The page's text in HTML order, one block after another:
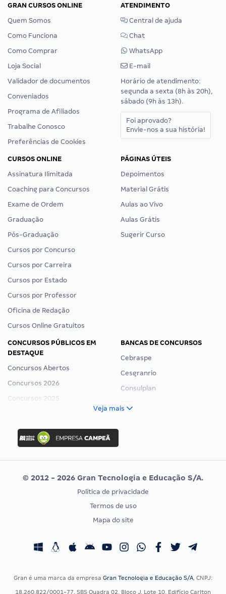
GRAN CURSOS ONLINE
Quem Somos
Como Funciona
Como Comprar
Loja Social
Validador de documentos
Conveniados
Programa de Afiliados
Trabalhe Conosco
Preferências de Cookies
ATENDIMENTO
Central de ajuda
Chat
WhatsApp
E-mail
Horário de atendimento:
segunda a sexta (8h às 20h),
sábado (9h às 13h).
Foi aprovado?
Envie-nos a sua história!
CURSOS ONLINE
Assinatura Ilimitada
Coaching para Concursos
Exame de Ordem
Graduação
Pós-Graduação
Cursos por Concurso
Cursos por Carreira
Cursos por Estado
Cursos por Professor
Oficina de Redação
Cursos Online Gratuitos
PÁGINAS ÚTEIS
Depoimentos
Material Grátis
Aulas ao Vivo
Aulas Grátis
Sugerir Curso
CONCURSOS PÚBLICOS EM
DESTAQUE
Concursos Abertos
Concursos 2026
Concursos 2025
Concurso Ibama
Concurso MPU
Editais publicados
BANCAS DE CONCURSOS
Cebraspe
Cesgranrio
Consulplan
Vunesp
CONCURSOS POR PROFISSÃO
Concursos Fiscais
EXAME DE ORDEM
Calendário OAB
Veja mais
© 2012 - 2026 Gran Tecnologia e Educação S/A.
Política de privacidade
Termos de uso
Mapa do site
Gran é uma marca da empresa Gran Tecnologia e Educação S/A, CNPJ:
18.260.822/0001-77, SBS Quadra 02, Bloco J, Lote 10, Edifício Carlton